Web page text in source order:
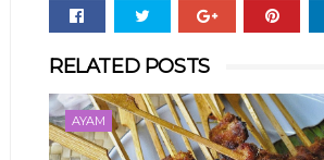
RELATED POSTS
AYAM